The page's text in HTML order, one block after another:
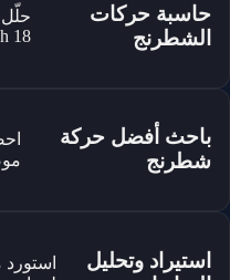
حاسبة حركات
الشطرنج
حلّل
18
باحث أفضل حركة
شطرنج
استيراد وتحليل